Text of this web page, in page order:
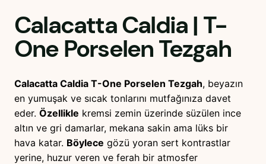
Calacatta Caldia| T-
OnePorselen Tezgah
Calacatta Caldia T-One Porselen Tezgah, beyazın
en yumuşak ve sıcak tonlarını mutfağınıza davet
eder. Özellikle kremsi zemin üzerinde süzülen ince
altın ve gri damarlar, mekana sakin ama lüks bir
hava katar. Böylece gözü yoran sert kontrastlar
yerine, huzur veren ve ferah bir atmosfer